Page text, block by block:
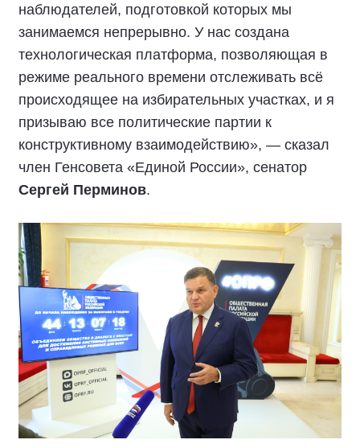
наблюдателей, подготовкой которых мы
занимаемся непрерывно. У нас создана
технологическая платформа, позволяющая в
режиме реального времени отслеживать всё
происходящее на избирательных участках, и я
призываю все политические партии к
конструктивному взаимодействию», — сказал
член Генсовета «Единой России», сенатор
Сергей Перминов.